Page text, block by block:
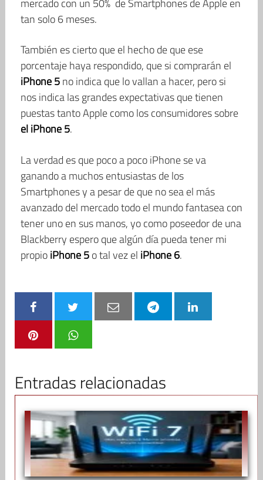
mercado con un 50% de Smartphones de Apple en
tan solo 6 meses.
También es cierto que el hecho de que ese
porcentaje haya respondido, que si comprarán el
iPhone 5no indica que lo vallan a hacer, pero si
nos indica las grandes expectativas que tienen
puestas tanto Apple como los consumidores sobre
el iPhone 5.
La verdad es que poco a poco iPhone se va
ganando a muchos entusiastas de los
Smartphones y a pesar de que no sea el más
avanzado del mercado todo el mundo fantasea con
tener uno en sus manos, yo como poseedor de una
Blackberry espero que algún día pueda tener mi
propioiPhone 5o tal vez el iPhone 6.
Entradas relacionadas